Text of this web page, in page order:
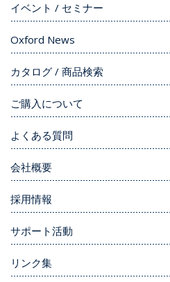
イベント / セミナー
Oxford News
カタログ / 商品検索
ご購入について
よくある質問
会社概要
採用情報
サポート活動
リンク集